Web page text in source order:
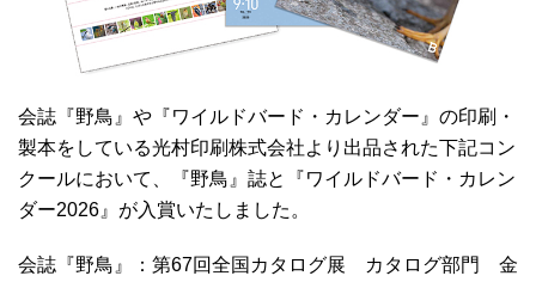
会誌『野鳥』や『ワイルドバード・カレンダー』の印刷・
製本をしている光村印刷株式会社より出品された下記コン
クールにおいて、『野鳥』誌と『ワイルドバード・カレン
ダー2026』が入賞いたしました。
会誌『野鳥』：第67回全国カタログ展 カタログ部門 金